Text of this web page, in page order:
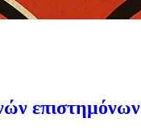
επιστημόνων